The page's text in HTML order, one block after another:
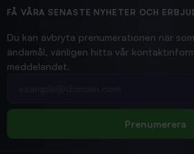
Hittade exakt vad jag behövde. Snabb
FÅ VÅRA SENASTE NYHETER OCH
Du kan avbryta prenumerationen när
ändamål, vänligen hitta vår
meddelandet.
Prenumerera